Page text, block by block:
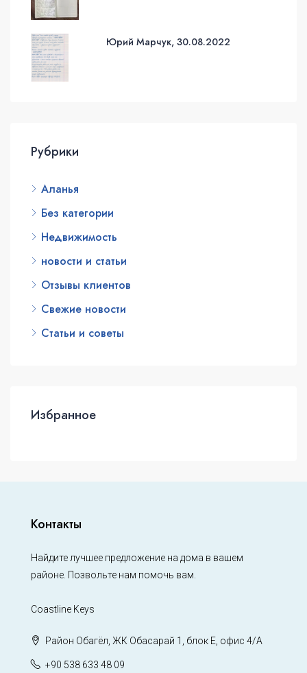
Юрий Марчук, 30.08.2022
Рубрики
Аланья
Без категории
Недвижимость
новости и статьи
Отзывы клиентов
Свежие новости
Статьи и советы
Избранное
Контакты
Найдите лучшее предложение на дома в вашем
районе. Позвольте нам помочь вам.
Coastline Keys
Район Обагёл, ЖК Обасарай 1, блок Е, офис 4/А
+90 538 633 48 09